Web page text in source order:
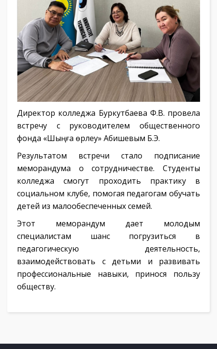
Директор колледжа Буркутбаева Ф.В. провела
встречу с руководителем общественного
фонда «Шыңға өрлеу» Абишевым Б.Э.
Результатом встречи стало подписание
меморандума о сотрудничестве. Студенты
колледжа смогут проходить практику в
социальном клубе, помогая педагогам обучать
детей из малообеспеченных семей.
Этот меморандум дает молодым
специалистам шанс погрузиться в
педагогическую деятельность,
взаимодействовать с детьми и развивать
профессиональные навыки, принося пользу
обществу.